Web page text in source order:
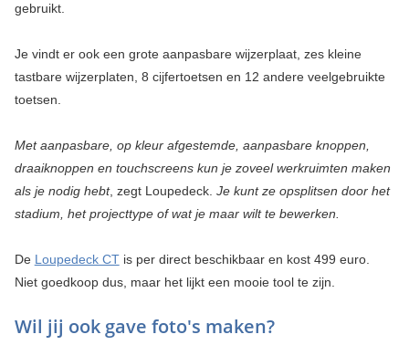
gebruikt.
Je vindt er ook een grote aanpasbare wijzerplaat, zes kleine
tastbare wijzerplaten, 8 cijfertoetsen en 12 andere veelgebruikte
toetsen.
Met aanpasbare, op kleur afgestemde, aanpasbare knoppen,
draaiknoppen en touchscreens kun je zoveel werkruimten maken
als je nodig hebt, zegt Loupedeck. Je kunt ze opsplitsen door het
stadium, het projecttype of wat je maar wilt te bewerken.
De Loupedeck CTis per direct beschikbaar en kost 499 euro.
Niet goedkoop dus, maar het lijkt een mooie tool te zijn.
Wil jij ook gave foto's maken?